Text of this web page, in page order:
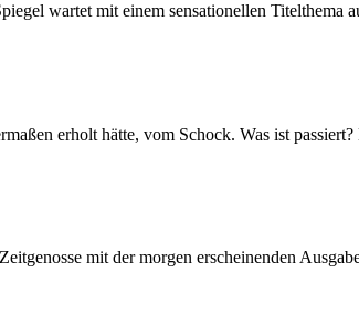
wartet mit einem sensationellen
erholt hätte, vom Schock. Was ist
mit der morgen erscheinenden